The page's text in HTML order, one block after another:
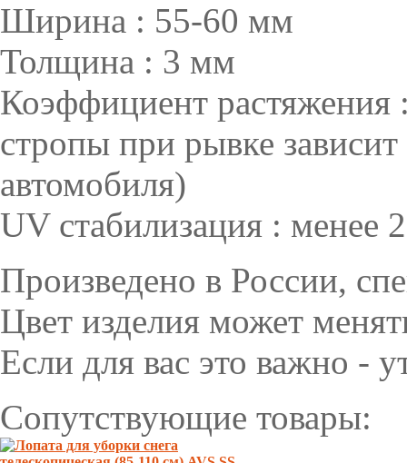
Ширина : 55-60 мм
Толщина : 3 мм
Коэффициент растяжения
стропы при рывке
автомобиля)
UV стабилизация : менее
Произведено в России,
Цвет изделия может
Если для вас это важно -
Сопутствующие товары: